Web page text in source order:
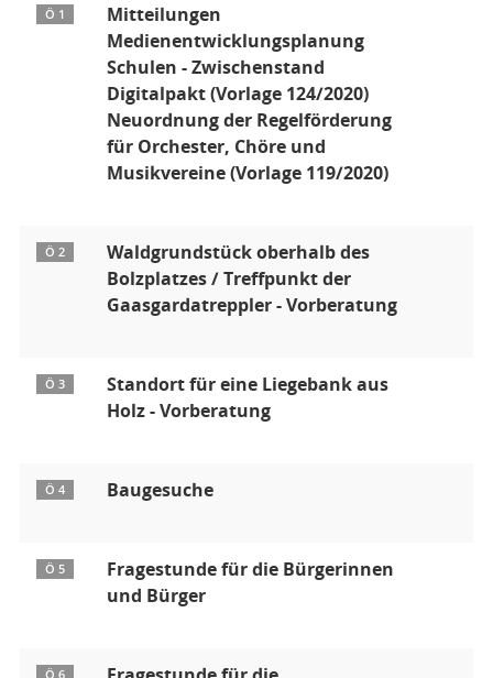
Ö 1
Mitteilungen
Medienentwicklungsplanung
Schulen - Zwischenstand
Digitalpakt (Vorlage 124/2020)
Neuordnung der Regelförderung
für Orchester, Chöre und
Musikvereine (Vorlage 119/2020)
Ö 2
Waldgrundstück oberhalb des
Bolzplatzes / Treffpunkt der
Gaasgardatreppler - Vorberatung
Ö 3
Standort für eine Liegebank aus
Holz - Vorberatung
Ö 4 Baugesuche
Ö 5
Fragestunde für die Bürgerinnen
und Bürger
Ö 6